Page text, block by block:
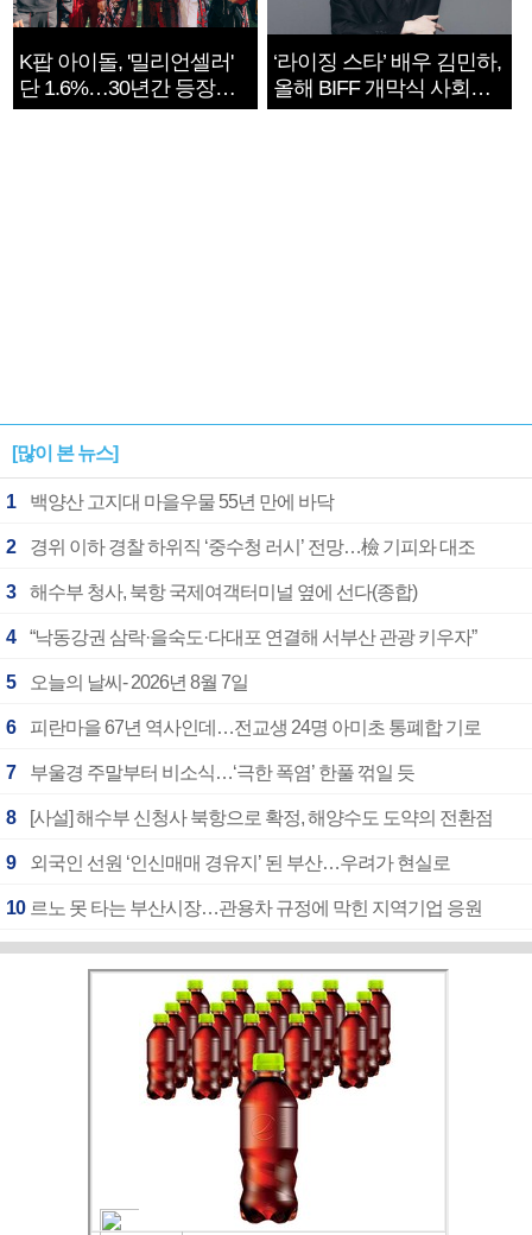
K팝 아이돌, '밀리언셀러'
단 1.6%…30년간 등장
1182개팀 전수조사
‘라이징 스타’ 배우 김민하,
올해 BIFF 개막식 사회자
확정
[많이 본 뉴스]
1 백양산 고지대 마을우물 55년 만에 바닥
2 경위 이하 경찰 하위직 ‘중수청 러시’ 전망…檢 기피와 대조
3 해수부 청사, 북항 국제여객터미널 옆에 선다(종합)
4 “낙동강권 삼락·을숙도·다대포 연결해 서부산 관광 키우자”
5 오늘의 날씨- 2026년 8월 7일
6 피란마을 67년 역사인데…전교생 24명 아미초 통폐합 기로
7 부울경 주말부터 비소식…‘극한 폭염’ 한풀 꺾일 듯
8 [사설] 해수부 신청사 북항으로 확정, 해양수도 도약의 전환점
9 외국인 선원 ‘인신매매 경유지’ 된 부산…우려가 현실로
10 르노 못 타는 부산시장…관용차 규정에 막힌 지역기업 응원